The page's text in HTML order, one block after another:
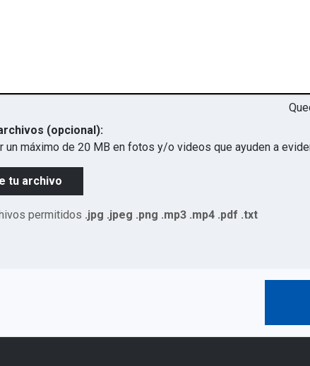
(opcional):
un máximo de 20 MB en fotos y/o videos que ayuden a
tu archivo
permitidos .jpg .jpeg .png .mp3 .mp4 .pdf .txt